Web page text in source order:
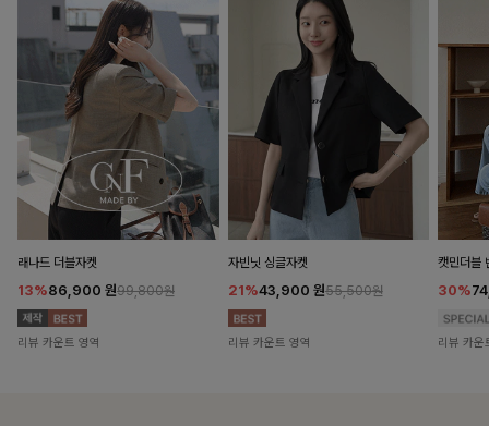
래나드 더블자켓
13%86,900 원99,800원
리뷰 카운트 영역
자빈닛 싱글자켓
21%43,900 원55,500원
리뷰 카운트 영역
캣민더블
30%
리뷰 카운